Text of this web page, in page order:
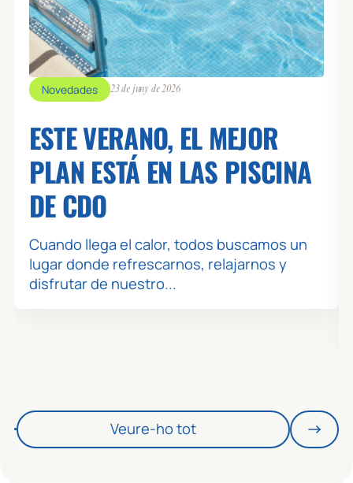
Novedades 23 de juny de 2026
ESTE VERANO, EL MEJOR
PLAN ESTÁ EN LAS PISCINA
DE CDO
Cuando llega el calor, todos buscamos un
lugar donde refrescarnos, relajarnos y
disfrutar de nuestro...
Veure-ho tot